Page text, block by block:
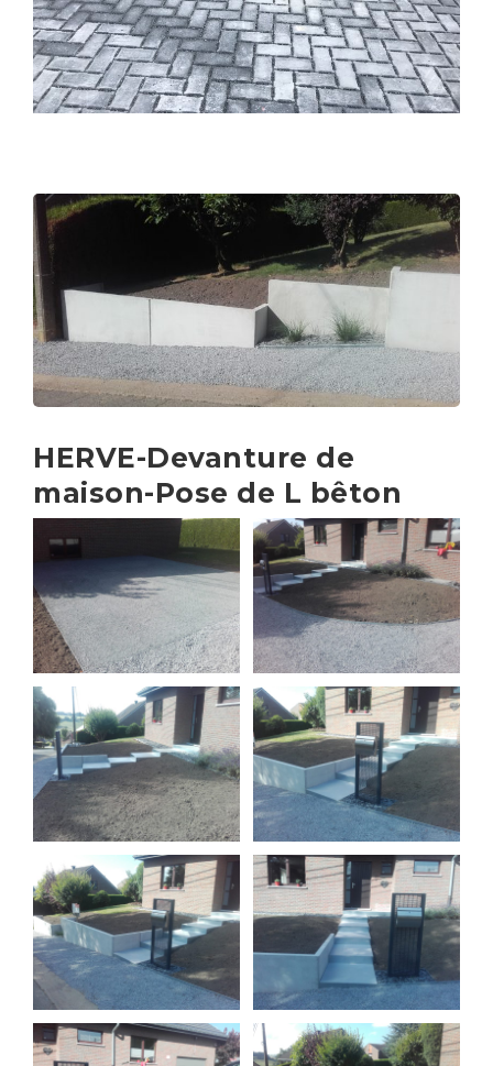
HERVE-Devanture de
maison-Pose de L bêton